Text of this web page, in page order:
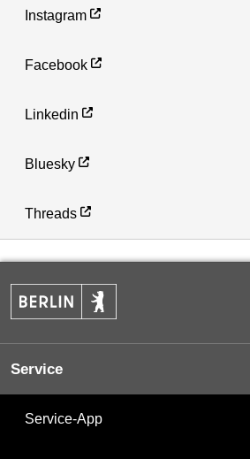
Instagram
Facebook
Linkedin
Bluesky
Threads
Service
Service-App